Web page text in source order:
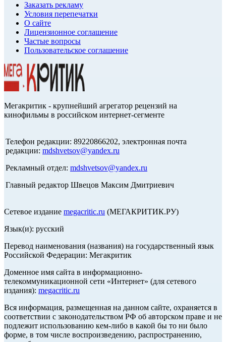
Заказать рекламу
Условия перепечатки
О сайте
Лицензионное соглашение
Частые вопросы
Пользовательское соглашение
Мегакритик - крупнейший агрегатор рецензий на
кинофильмы в российском интернет-сегменте
Телефон редакции: 89220866202, электронная почта
редакции: mdshvetsov@yandex.ru
Рекламный отдел: mdshvetsov@yandex.ru
Главный редактор Швецов Максим Дмитриевич
Сетевое издание megacritic.ru (МЕГАКРИТИК.РУ)
Язык(и): русский
Перевод наименования (названия) на государственный язык
Российской Федерации: Мегакритик
Доменное имя сайта в информационно-
телекоммуникационной сети «Интернет» (для сетевого
издания): megacritic.ru
Вся информация, размещенная на данном сайте, охраняется в
соответствии с законодательством РФ об авторском праве и не
подлежит использованию кем-либо в какой бы то ни было
форме, в том числе воспроизведению, распространению,